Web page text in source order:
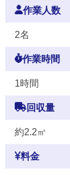
作業人数
2名
作業時間
1時間
回収量
約2.2㎥
料金